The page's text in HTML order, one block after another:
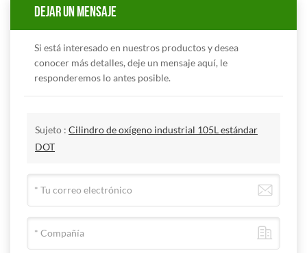
DEJAR UN MENSAJE
Si está interesado en nuestros productos y desea
conocer más detalles, deje un mensaje aquí, le
responderemos lo antes posible.
Sujeto : Cilindro de oxígeno industrial 105L estándar
DOT